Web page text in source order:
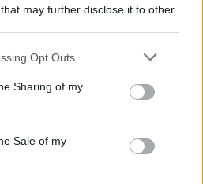
that may further disclose it to other
Opt Outs
Sharing of my
Sale of my